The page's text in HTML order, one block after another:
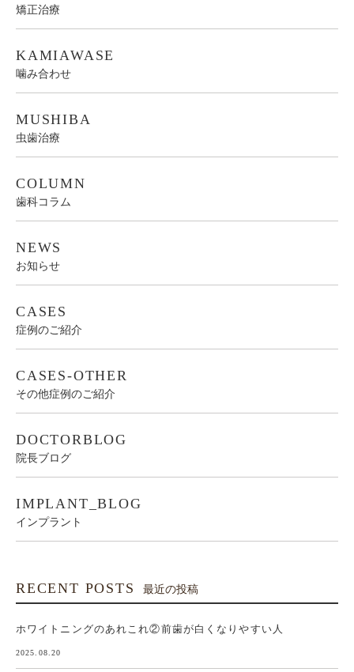
矯正治療
KAMIAWASE
噛み合わせ
MUSHIBA
虫歯治療
COLUMN
歯科コラム
NEWS
お知らせ
CASES
症例のご紹介
CASES-OTHER
その他症例のご紹介
DOCTORBLOG
院長ブログ
IMPLANT_BLOG
インプラント
RECENT POSTS 最近の投稿
ホワイトニングのあれこれ②前歯が白くなりやすい人
2025.08.20